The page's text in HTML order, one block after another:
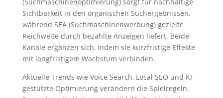
Sichtbarkeit in den organischen Suchergebnissen,
während SEA (Suchmaschinenwerbung) gezielte
Reichweite durch bezahlte Anzeigen liefert. Beide
Kanäle ergänzen sich, indem sie kurzfristige Effekte
mit langfristigem Wachstum verbinden.
Aktuelle Trends wie Voice Search, Local SEO und KI-
gestützte Optimierung verändern die Spielregeln.